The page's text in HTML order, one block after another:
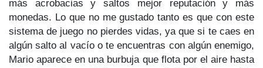
más acrobacias y saltos mejor reputación y más
monedas. Lo que no me gustado tanto es que con este
sistema de juego no pierdes vidas, ya que si te caes en
algún salto al vacío o te encuentras con algún enemigo,
Mario aparece en una burbuja que flota por el aire hasta